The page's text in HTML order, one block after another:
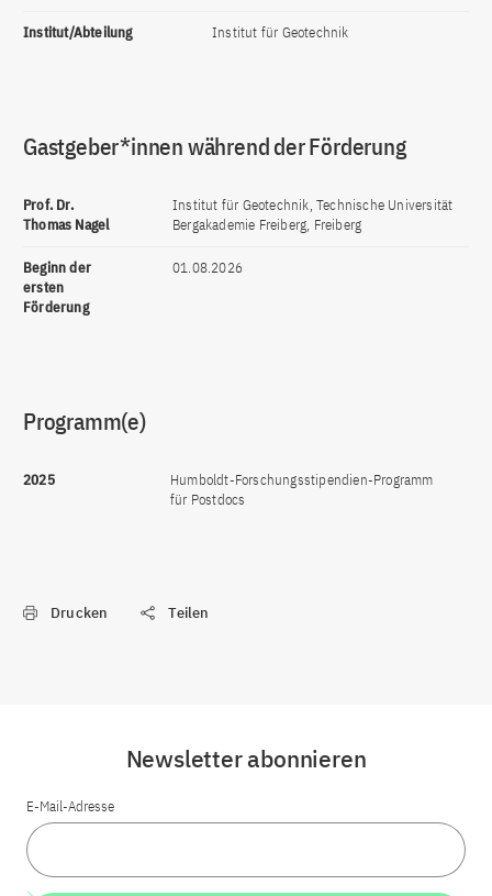
Institut/Abteilung Institut für Geotechnik
Gastgeber*innen während der Förderung
Prof. Dr.
Thomas Nagel
Institut für Geotechnik, Technische Universität
Bergakademie Freiberg, Freiberg
Beginn der
ersten
Förderung
01.08.2026
Programm(e)
2025
Humboldt-Forschungsstipendien-Programm
für Postdocs
Drucken Teilen
Newsletter abonnieren
E-Mail-Adresse